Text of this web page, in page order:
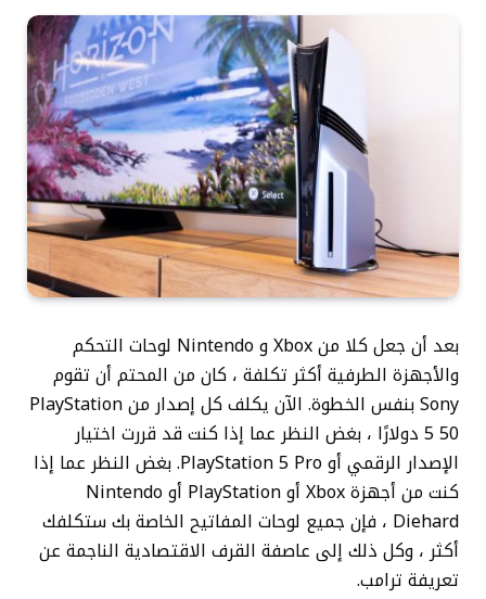
بعد أن جعل كلا من Xbox و Nintendo لوحات التحكم
والأجهزة الطرفية أكثر تكلفة ، كان من المحتم أن تقوم
Sony بنفس الخطوة. الآن يكلف كل إصدار من PlayStation
5 50 دولارًا ، بغض النظر عما إذا كنت قد قررت اختيار
الإصدار الرقمي أو PlayStation 5 Pro. بغض النظر عما إذا
كنت من أجهزة Xbox أو PlayStation أو Nintendo
Diehard ، فإن جميع لوحات المفاتيح الخاصة بك ستكلفك
أكثر ، وكل ذلك إلى عاصفة القرف الاقتصادية الناجمة عن
تعريفة ترامب.